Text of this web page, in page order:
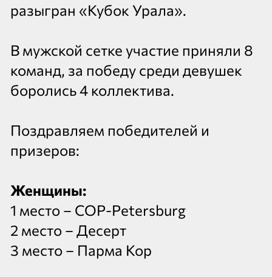
разыгран «Кубок Урала».
В мужской сетке участие приняли 8
команд, за победу среди девушек
боролись 4 коллектива.
Поздравляем победителей и
призеров:
Женщины:
1 место – COP-Petersburg
2 место – Десерт
3 место – Парма Кор